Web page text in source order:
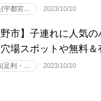
(宇都宮… 2023/10/10
野市】子連れに人気
場スポットや無料＆
(足利・… 2023/10/10